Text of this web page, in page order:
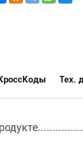
Тех.